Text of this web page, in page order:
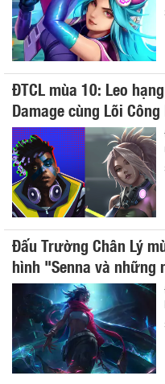
ĐTCL mùa 10: Leo
Damage cùng Lõi
Đấu Trường Chân Lý
hình "Senna và những